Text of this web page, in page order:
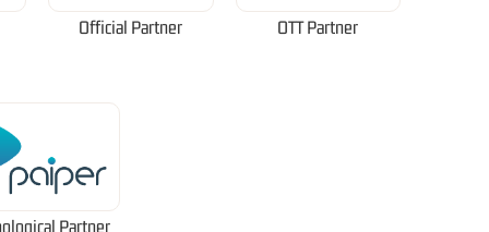
Official Partner OTT Partner
Partner